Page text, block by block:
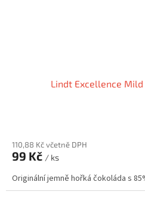
Lindt Excellence
110,88 Kč včetně DPH
99 Kč / ks
Originální jemně hořká čokoláda s